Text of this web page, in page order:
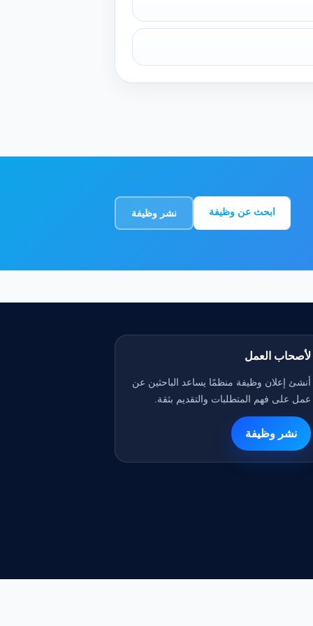
ابحث عن وظيفة نشر وظيفة
لأصحاب العمل
أنشئ إعلان وظيفة منظمًا يساعد الباحثين عن
عمل على فهم المتطلبات والتقديم بثقة.
نشر وظيفة